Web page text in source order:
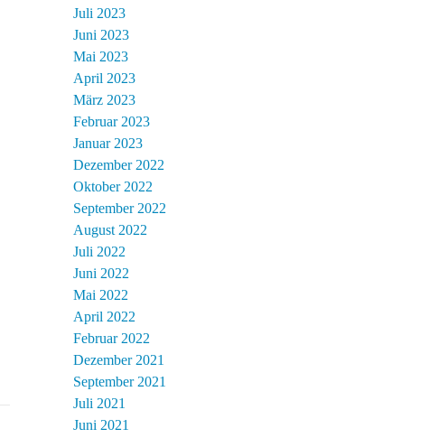
Juli 2023
Juni 2023
Mai 2023
April 2023
März 2023
Februar 2023
Januar 2023
Dezember 2022
Oktober 2022
September 2022
August 2022
Juli 2022
Juni 2022
Mai 2022
April 2022
Februar 2022
Dezember 2021
September 2021
Juli 2021
Juni 2021